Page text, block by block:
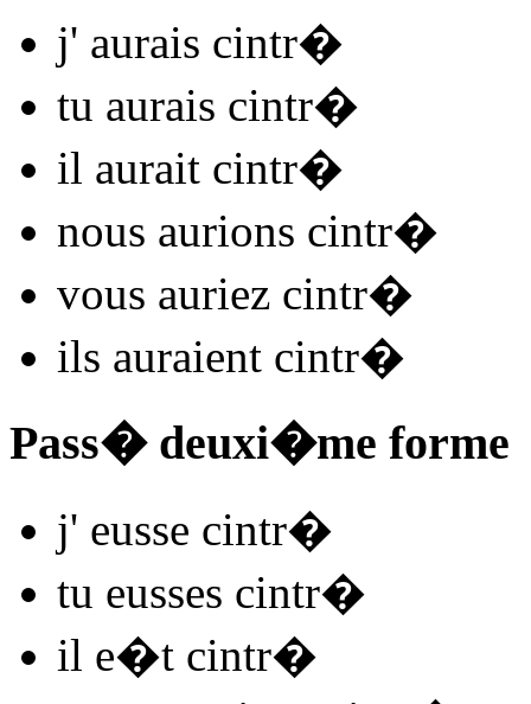
j' aurais cintr�
tu aurais cintr�
il aurait cintr�
nous aurions cintr�
vous auriez cintr�
ils auraient cintr�
Pass� deuxi�me forme
j' eusse cintr�
tu eusses cintr�
il e�t cintr�